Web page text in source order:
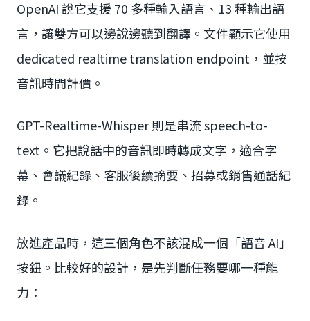
OpenAI 說它支援 70 多種輸入語言、13 種輸出語
言，讓雙方可以邊說邊聽到翻譯。文件顯示它使用
dedicated realtime translation endpoint，並按
音訊時間計價。
GPT-Realtime-Whisper 則是串流 speech-to-
text。它把說話中的音訊即時轉成文字，適合字
幕、會議紀錄、客服後續摘要、招募或銷售通話紀
錄。
放進產品時，這三個角色不該混成一個「語音 AI」
按鈕。比較好的設計，是先判斷任務要哪一種能
力：